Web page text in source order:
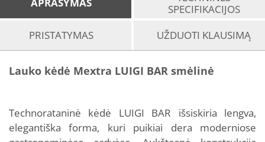
SPECIFIKACIJOS
PRISTATYMAS
UŽDUOTI KLAUSIMĄ
Lauko kėdė Mextra LUIGI BAR smėlinė
Technorataninė kėdė LUIGI BAR išsiskiria lengva,
elegantiška forma, kuri puikiai dera moderniose